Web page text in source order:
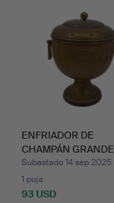
ENFRIADOR DE
CHAMPÁN
LATÓN, ESTILO…
Subastado 14 sep 2025
1 puja
93 USD